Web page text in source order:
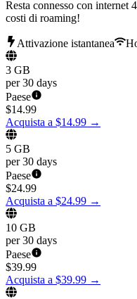
Resta connesso con internet
costi di roaming!
Attivazione istantanea
3 GB
per 30 days
Paese
$14.99
Acquista a $14.99 →
5 GB
per 30 days
Paese
$24.99
Acquista a $24.99 →
10 GB
per 30 days
Paese
$39.99
Acquista a $39.99 →